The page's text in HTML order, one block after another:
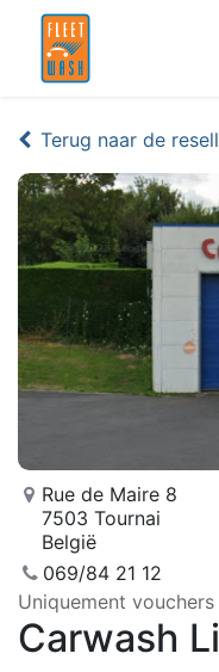
Terug naar de
Rue de Maire 8
7503 Tournai
België
069/84 21 12
Uniquement vouchers
Carwash